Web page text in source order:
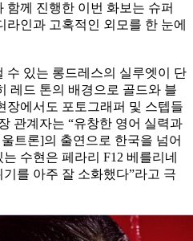
함께 진행한 이번 화보는 슈퍼
인과 고혹적인 외모를 한 눈에
수 있는 롱드레스의 실루엣이 단
레드 톤의 배경으로 골드와 블
장에서도 포토그래퍼 및 스텝들
관계자는 “유창한 영어 실력과
트론]의 출연으로 한국을 넘어
수현은 페라리 F12 베를리네
를 아주 잘 소화했다”라고 극